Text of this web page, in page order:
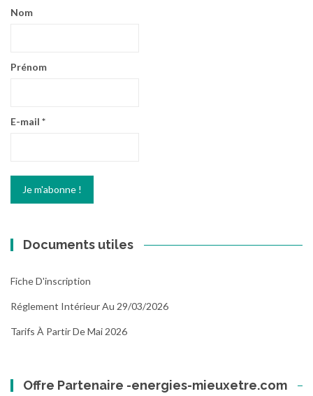
Nom
Prénom
E-mail *
Documents utiles
Fiche D'inscription
Réglement Intérieur Au 29/03/2026
Tarifs À Partir De Mai 2026
Offre Partenaire -energies-mieuxetre.com